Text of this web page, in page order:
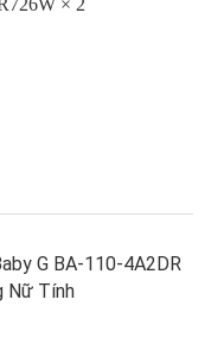
× 2
G BA-110-4A2DR
Nữ Tính